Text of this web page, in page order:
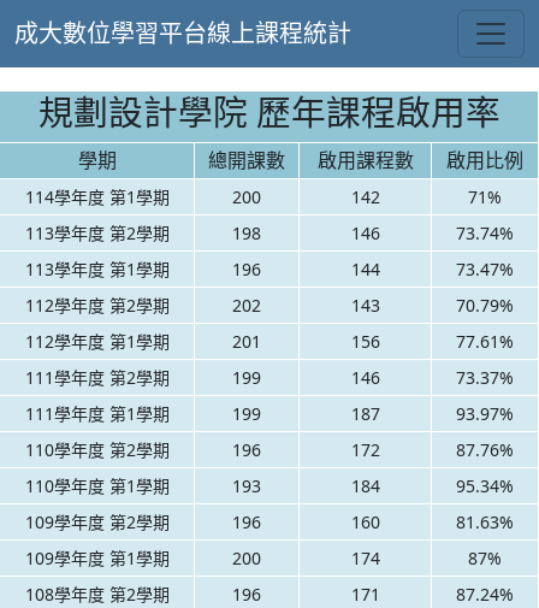
成大數位學習平台線上課程統計
規劃設計學院 歷年課程啟用率
學期 總開課數 啟用課程數 啟用比例
114學年度 第1學期 200 142
71%
113學年度 第2學期
198 146
73.74%
113學年度 第1學期
196 144
73.47%
112學年度 第2學期
202 143
70.79%
112學年度 第1學期
201 156
77.61%
111學年度 第2學期
199 146
73.37%
111學年度 第1學期
199 187
93.97%
110學年度 第2學期
196 172
87.76%
110學年度 第1學期
193 184
95.34%
109學年度 第2學期
196 160
81.63%
109學年度 第1學期
200 174
87%
108學年度 第2學期
196 171
87.24%